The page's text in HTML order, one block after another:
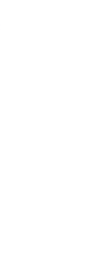
hài lòng, giúp card
trợ nhanh chóng và